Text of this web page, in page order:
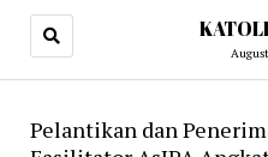
Pelantikan dan